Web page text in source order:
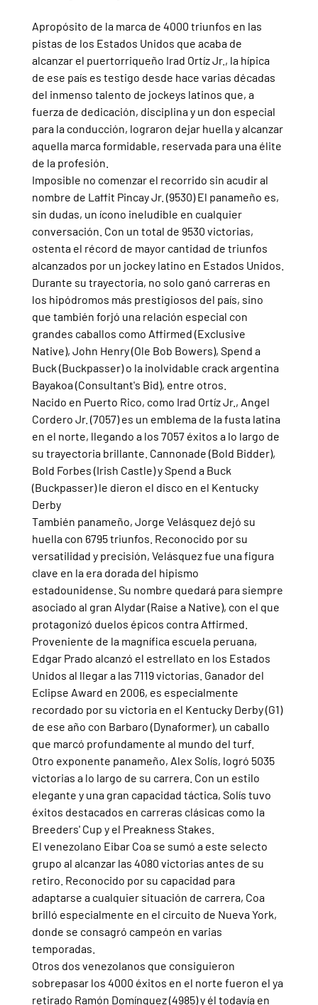
Apropósito de la marca de 4000 triunfos en las
pistas de los Estados Unidos que acaba de
alcanzar el puertorriqueño Irad Ortíz Jr., la hípica
de ese país es testigo desde hace varias décadas
del inmenso talento de jockeys latinos que, a
fuerza de dedicación, disciplina y un don especial
para la conducción, lograron dejar huella y alcanzar
aquella marca formidable, reservada para una élite
de la profesión.
Imposible no comenzar el recorrido sin acudir al
nombre de Laffit Pincay Jr. (9530) El panameño es,
sin dudas, un ícono ineludible en cualquier
conversación. Con un total de 9530 victorias,
ostenta el récord de mayor cantidad de triunfos
alcanzados por un jockey latino en Estados Unidos.
Durante su trayectoria, no solo ganó carreras en
los hipódromos más prestigiosos del país, sino
que también forjó una relación especial con
grandes caballos como Affirmed (Exclusive
Native), John Henry (Ole Bob Bowers), Spend a
Buck (Buckpasser) o la inolvidable crack argentina
Bayakoa (Consultant's Bid), entre otros.
Nacido en Puerto Rico, como Irad Ortíz Jr., Angel
Cordero Jr. (7057) es un emblema de la fusta latina
en el norte, llegando a los 7057 éxitos a lo largo de
su trayectoria brillante. Cannonade (Bold Bidder),
Bold Forbes (Irish Castle) y Spend a Buck
(Buckpasser) le dieron el disco en el Kentucky
Derby
También panameño, Jorge Velásquez dejó su
huella con 6795 triunfos. Reconocido por su
versatilidad y precisión, Velásquez fue una figura
clave en la era dorada del hipismo
estadounidense. Su nombre quedará para siempre
asociado al gran Alydar (Raise a Native), con el que
protagonizó duelos épicos contra Affirmed.
Proveniente de la magnífica escuela peruana,
Edgar Prado alcanzó el estrellato en los Estados
Unidos al llegar a las 7119 victorias. Ganador del
Eclipse Award en 2006, es especialmente
recordado por su victoria en el Kentucky Derby (G1)
de ese año con Barbaro (Dynaformer), un caballo
que marcó profundamente al mundo del turf.
Otro exponente panameño, Alex Solís, logró 5035
victorias a lo largo de su carrera. Con un estilo
elegante y una gran capacidad táctica, Solís tuvo
éxitos destacados en carreras clásicas como la
Breeders' Cup y el Preakness Stakes.
El venezolano Eibar Coa se sumó a este selecto
grupo al alcanzar las 4080 victorias antes de su
retiro. Reconocido por su capacidad para
adaptarse a cualquier situación de carrera, Coa
brilló especialmente en el circuito de Nueva York,
donde se consagró campeón en varias
temporadas.
Otros dos venezolanos que consiguieron
sobrepasar los 4000 éxitos en el norte fueron el ya
retirado Ramón Domínguez (4985) y él todavía en